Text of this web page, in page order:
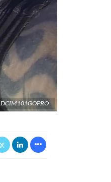
DCIM101GOPRO